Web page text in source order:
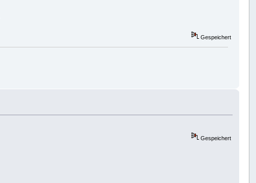
Gespeichert
Gespeichert